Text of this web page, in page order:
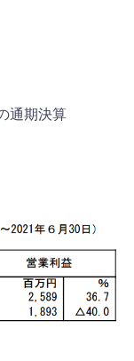
通期決算